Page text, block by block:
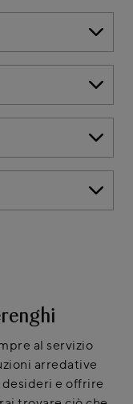
al servizio
arredative
e offrire